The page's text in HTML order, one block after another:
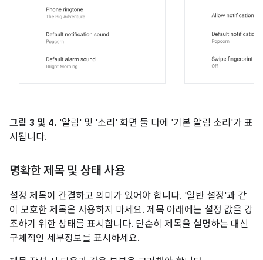
그림 3 및 4. '알림' 및 '소리' 화면 둘 다에 '기본 알림 소리'가 표
시됩니다.
명확한 제목 및 상태 사용
설정 제목이 간결하고 의미가 있어야 합니다. '일반 설정'과 같
이 모호한 제목은 사용하지 마세요. 제목 아래에는 설정 값을 강
조하기 위한 상태를 표시합니다. 단순히 제목을 설명하는 대신
구체적인 세부정보를 표시하세요.